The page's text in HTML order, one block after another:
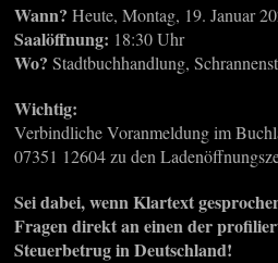
Wann? Heute, Montag, 19. Januar
Saalöffnung: 18:30 Uhr
Wo? Stadtbuchhandlung,
Wichtig:
Verbindliche Voranmeldung im
07351 12604 zu den
Sei dabei, wenn Klartext
Fragen direkt an einen der
Steuerbetrug in Deutschland!